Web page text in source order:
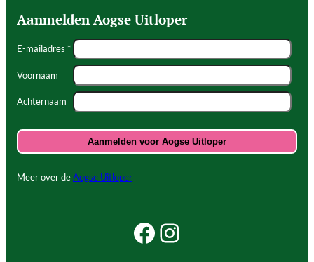
Aanmelden Aogse Uitloper
E-mailadres *
Voornaam
Achternaam
Meer over deAogse Uitloper
Facebook Beleef Princenhage
Instagram Beleef Princenhage